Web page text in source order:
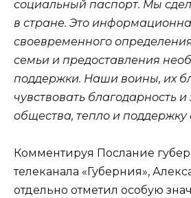
социальный паспорт. Мы
в стране. Это
своевременного
семьи и предоставления
поддержки. Наши воины, их
чувствовать благодарность и
общества, тепло и
Комментируя Послание
телеканала «Губерния»,
отдельно отметил особую